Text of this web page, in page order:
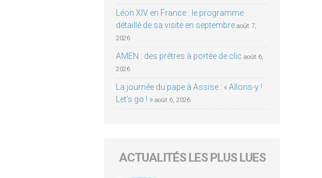
Léon XIV en France : le programme
détaillé de sa visite en septembre août 7,
2026
AMEN : des prêtres à portée de clic août 6,
2026
La journée du pape à Assise : « Allons-y !
Let’s go ! » août 6, 2026
ACTUALITÉS LES PLUS LUES